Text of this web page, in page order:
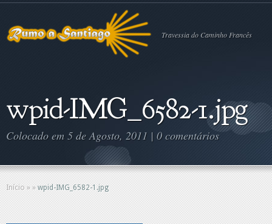
Travessia do Caminho Francês
wpid-IMG_6582-1.jpg
Colocado em 5 de Agosto, 2011 | 0 comentários
Início » » wpid-IMG_6582-1.jpg